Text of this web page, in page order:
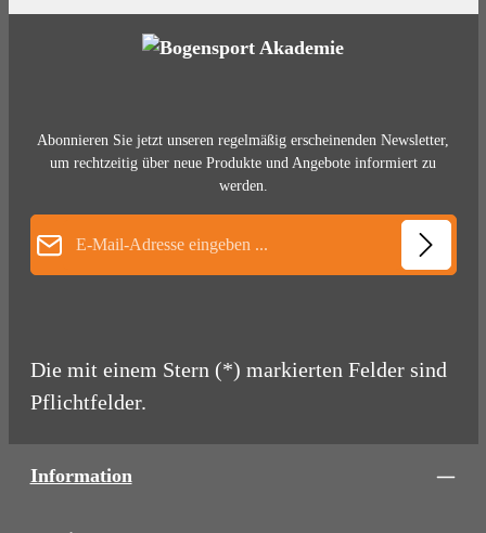
Abonnieren Sie jetzt unseren regelmäßig erscheinenden Newsletter,
um rechtzeitig über neue Produkte und Angebote informiert zu
werden.
Die mit einem Stern (*) markierten Felder sind
Pflichtfelder.
Information